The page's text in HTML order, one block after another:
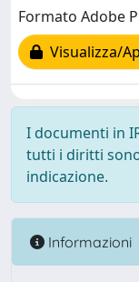
Formato Adobe
Visualizza/
I documenti in
tutti i diritti
indicazione.
Informazioni